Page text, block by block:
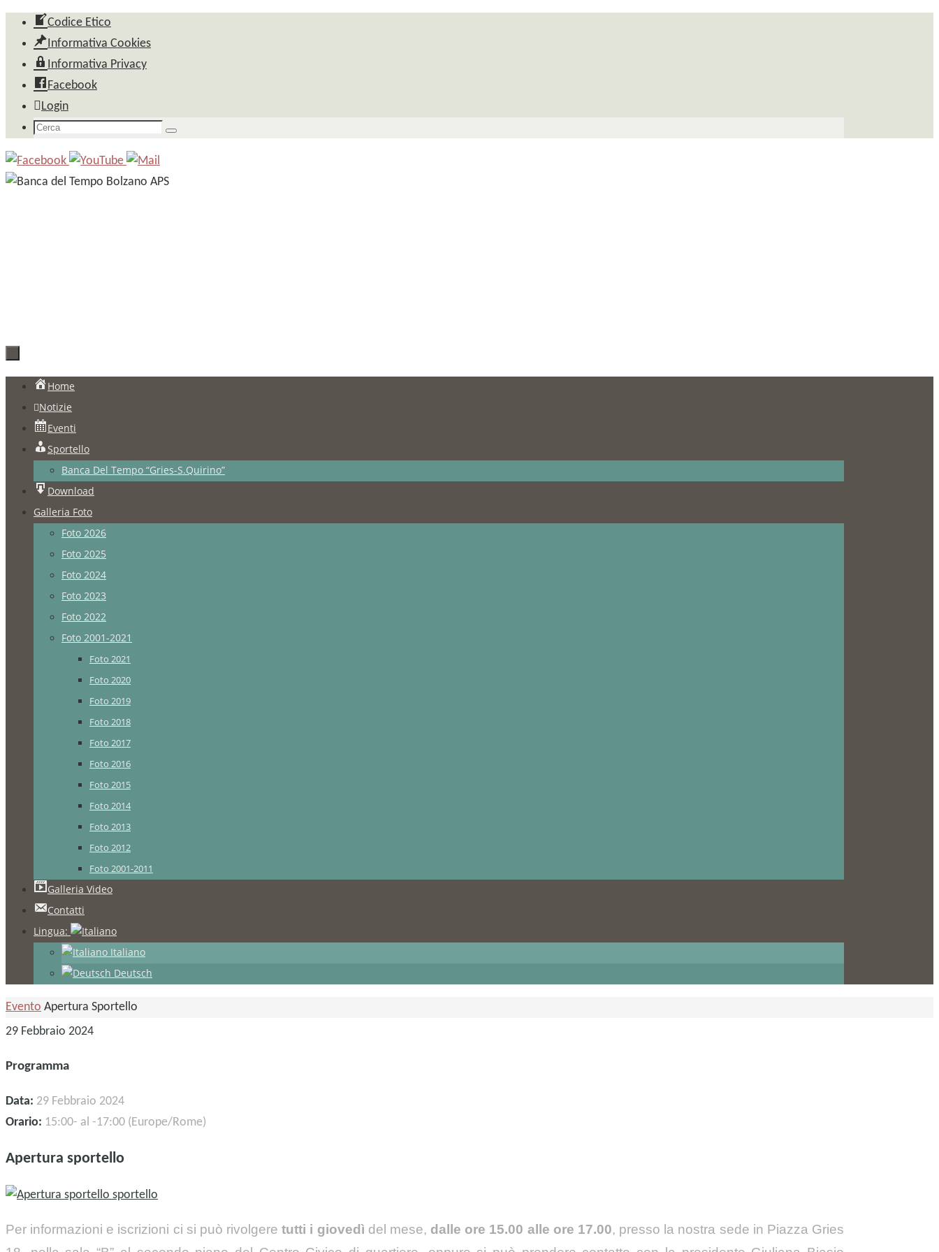
Salta
contenuto
Codice Etico
Informativa Cookies
Informativa Privacy
Facebook
Login
Cerca
Cerca
Salta
contenuto
Home
Notizie
Eventi
Sportello
Banca Del Tempo “Gries-S.Quirino”
Download
Galleria Foto
Foto 2026
Foto 2025
Foto 2024
Foto 2023
Foto 2022
Foto 2001-2021
Foto 2021
Foto 2020
Foto 2019
Foto 2018
Foto 2017
Foto 2016
Foto 2015
Foto 2014
Foto 2013
Foto 2012
Foto 2001-2011
Galleria Video
Contatti
Lingua:
Italiano
Deutsch
Home
Evento Apertura Sportello
29 Febbraio 2024
Programma
Data: 29 Febbraio 2024
Orario: 15:00- al -17:00 (Europe/Rome)
Apertura sportello
Per informazioni e iscrizioni ci si può rivolgeretutti i giovedì del mese, dalle ore 15.00 alle ore 17.00, presso la nostra sede in Piazza Gries